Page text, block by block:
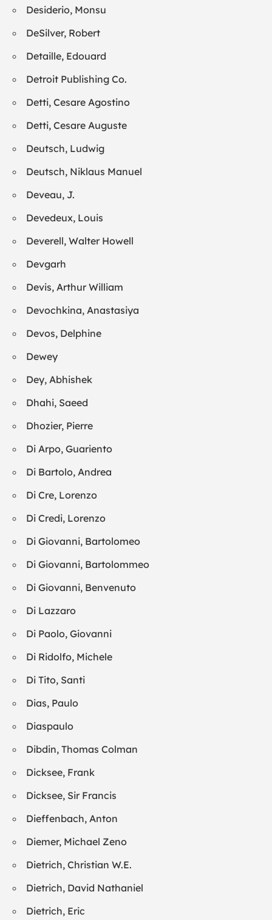
Desiderio, Monsu
DeSilver, Robert
Detaille, Edouard
Detroit Publishing Co.
Detti, Cesare Agostino
Detti, Cesare Auguste
Deutsch, Ludwig
Deutsch, Niklaus Manuel
Deveau, J.
Devedeux, Louis
Deverell, Walter Howell
Devgarh
Devis, Arthur William
Devochkina, Anastasiya
Devos, Delphine
Dewey
Dey, Abhishek
Dhahi, Saeed
Dhozier, Pierre
Di Arpo, Guariento
Di Bartolo, Andrea
Di Cre, Lorenzo
Di Credi, Lorenzo
Di Giovanni, Bartolomeo
Di Giovanni, Bartolommeo
Di Giovanni, Benvenuto
Di Lazzaro
Di Paolo, Giovanni
Di Ridolfo, Michele
Di Tito, Santi
Dias, Paulo
Diaspaulo
Dibdin, Thomas Colman
Dicksee, Frank
Dicksee, Sir Francis
Dieffenbach, Anton
Diemer, Michael Zeno
Dietrich, Christian W.E.
Dietrich, David Nathaniel
Dietrich, Eric